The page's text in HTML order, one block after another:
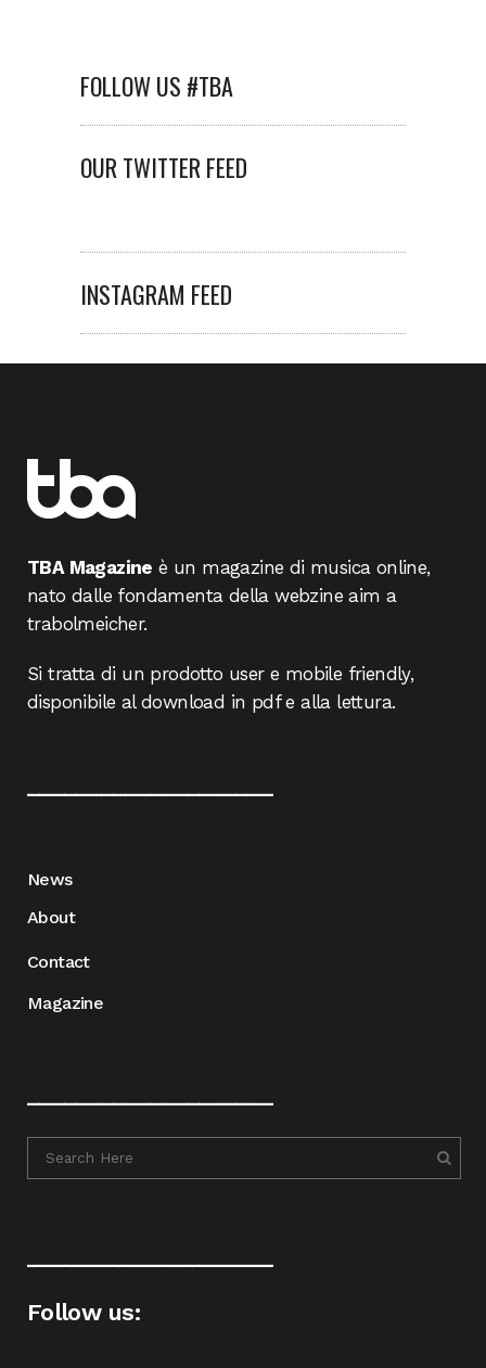
FOLLOW US #TBA
OUR TWITTER FEED
INSTAGRAM FEED
TBA Magazine è un magazine di musica online,
nato dalle fondamenta della webzine aim a
trabolmeicher.
Si tratta di un prodotto user e mobile friendly,
disponibile al download in pdf e alla lettura.
News
About
Contact
Magazine
Follow us: